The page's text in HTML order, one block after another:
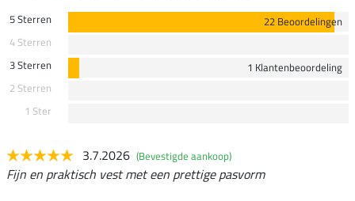
5 Sterren
22 Beoordelingen
4 Sterren
3 Sterren
1 Klantenbeoordeling
2 Sterren
1 Ster
3.7.2026 (Bevestigde aankoop)
Fijn en praktisch vest met een prettige pasvorm